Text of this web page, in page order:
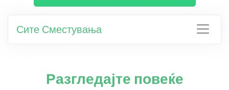
Сите Сместувања
Разгледајте повеќе